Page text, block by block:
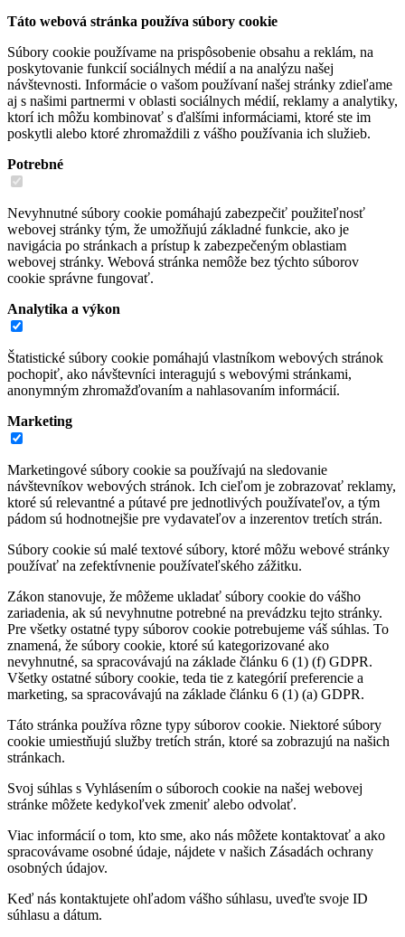
Táto webová stránka používa súbory cookie
Súbory cookie používame na prispôsobenie obsahu a reklám, na
poskytovanie funkcií sociálnych médií a na analýzu našej
návštevnosti. Informácie o vašom používaní našej stránky zdieľame
aj s našimi partnermi v oblasti sociálnych médií, reklamy a analytiky,
ktorí ich môžu kombinovať s ďalšími informáciami, ktoré ste im
poskytli alebo ktoré zhromaždili z vášho používania ich služieb.
Potrebné
Nevyhnutné súbory cookie pomáhajú zabezpečiť použiteľnosť
webovej stránky tým, že umožňujú základné funkcie, ako je
navigácia po stránkach a prístup k zabezpečeným oblastiam
webovej stránky. Webová stránka nemôže bez týchto súborov
cookie správne fungovať.
Analytika a výkon
Štatistické súbory cookie pomáhajú vlastníkom webových stránok
pochopiť, ako návštevníci interagujú s webovými stránkami,
anonymným zhromažďovaním a nahlasovaním informácií.
Marketing
Marketingové súbory cookie sa používajú na sledovanie
návštevníkov webových stránok. Ich cieľom je zobrazovať reklamy,
ktoré sú relevantné a pútavé pre jednotlivých používateľov, a tým
pádom sú hodnotnejšie pre vydavateľov a inzerentov tretích strán.
Súbory cookie sú malé textové súbory, ktoré môžu webové stránky
používať na zefektívnenie používateľského zážitku.
Zákon stanovuje, že môžeme ukladať súbory cookie do vášho
zariadenia, ak sú nevyhnutne potrebné na prevádzku tejto stránky.
Pre všetky ostatné typy súborov cookie potrebujeme váš súhlas. To
znamená, že súbory cookie, ktoré sú kategorizované ako
nevyhnutné, sa spracovávajú na základe článku 6 (1) (f) GDPR.
Všetky ostatné súbory cookie, teda tie z kategórií preferencie a
marketing, sa spracovávajú na základe článku 6 (1) (a) GDPR.
Táto stránka používa rôzne typy súborov cookie. Niektoré súbory
cookie umiestňujú služby tretích strán, ktoré sa zobrazujú na našich
stránkach.
Svoj súhlas s Vyhlásením o súboroch cookie na našej webovej
stránke môžete kedykoľvek zmeniť alebo odvolať.
Viac informácií o tom, kto sme, ako nás môžete kontaktovať a ako
spracovávame osobné údaje, nájdete v našich Zásadách ochrany
osobných údajov.
Keď nás kontaktujete ohľadom vášho súhlasu, uveďte svoje ID
súhlasu a dátum.